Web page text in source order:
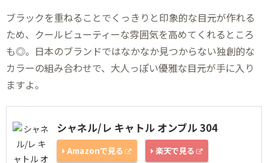
ブラックを重ねることでくっきりと印象的な目元が作れる
ため、クールビューティーな雰囲気を高めてくれるところ
も◎。日本のブランドではなかなか見つからない独創的な
カラーの組み合わせで、大人っぽい優雅な目元が手に入り
ますよ。
シャネル/レ キャトル オンブル 304
Amazonで見る 楽天で見る